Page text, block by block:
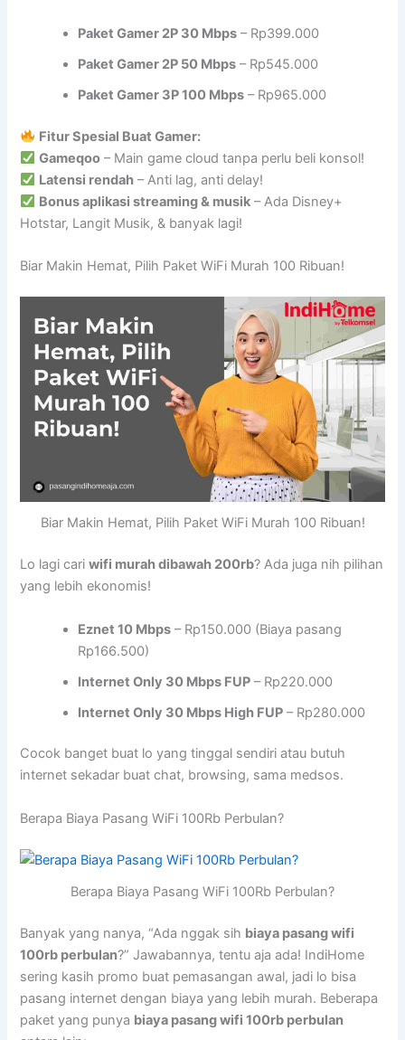
Paket Gamer 2P 30 Mbps – Rp399.000
Paket Gamer 2P 50 Mbps – Rp545.000
Paket Gamer 3P 100 Mbps – Rp965.000
Fitur Spesial Buat Gamer:
Gameqoo – Main game cloud tanpa perlu beli konsol!
Latensi rendah – Anti lag, anti delay!
Bonus aplikasi streaming & musik – Ada Disney+
Hotstar, Langit Musik, & banyak lagi!
Biar Makin Hemat, Pilih Paket WiFi Murah 100 Ribuan!
Biar Makin Hemat, Pilih Paket WiFi Murah 100 Ribuan!
Lo lagi cariwifi murah dibawah 200rb? Ada juga nih pilihan
yang lebih ekonomis!
Eznet 10 Mbps – Rp150.000 (Biaya pasang
Rp166.500)
Internet Only 30 Mbps FUP – Rp220.000
Internet Only 30 Mbps High FUP – Rp280.000
Cocok banget buat lo yang tinggal sendiri atau butuh
internet sekadar buat chat, browsing, sama medsos.
Berapa Biaya Pasang WiFi 100Rb Perbulan?
Berapa Biaya Pasang WiFi 100Rb Perbulan?
Banyak yang nanya, “Ada nggak sih biaya pasang wifi
100rb perbulan?” Jawabannya, tentu aja ada! IndiHome
sering kasih promo buat pemasangan awal, jadi lo bisa
pasang internet dengan biaya yang lebih murah. Beberapa
paket yang punya biaya pasang wifi 100rb perbulan